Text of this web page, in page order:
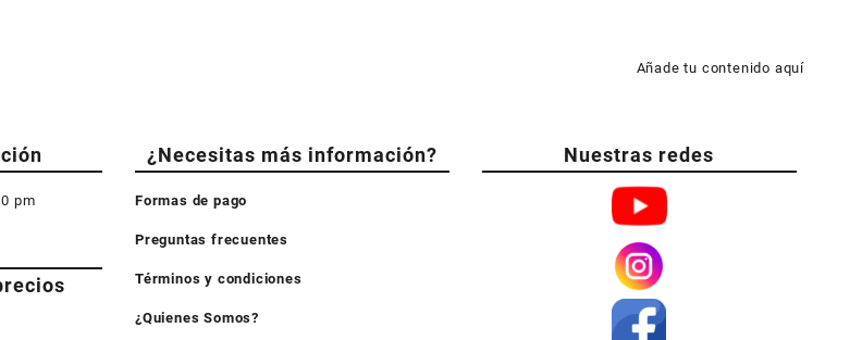
Añade tu contenido aquí
pm
¿Necesitas más información?
Formas de pago
Preguntas frecuentes
Términos y condiciones
¿Quienes Somos?
Nuestras redes